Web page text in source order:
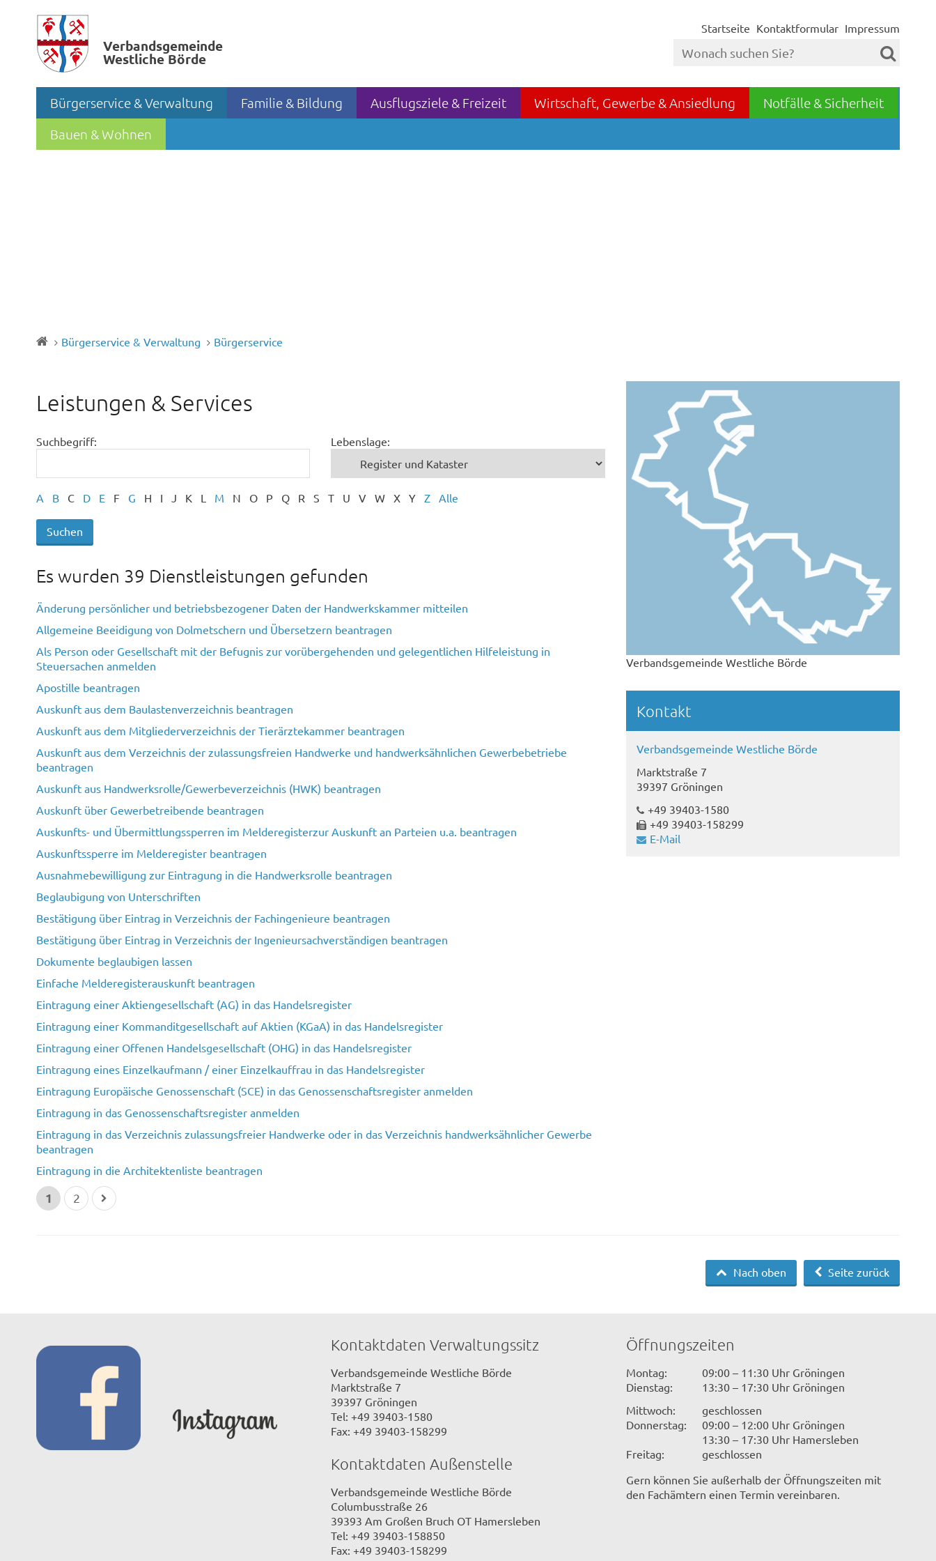
Verbands­gemeinde
Westliche Börde
Startseite Kontaktformular Impressum
Bürgerservice & Verwaltung Familie & Bildung Ausflugsziele & Freizeit Wirtschaft, Gewerbe & Ansiedlung
Notfälle & Sicherheit
Bauen & Wohnen
Bürgerservice & Verwaltung Bürgerservice
Leistungen & Services
Suchbegriff: Lebenslage:
A B C D E F G H I J K L M N O P Q R S T U V W X Y Z Alle
Es wurden 39 Dienstleistungen gefunden
Änderung persönlicher und betriebsbezogener Daten der Handwerkskammer mitteilen
Allgemeine Beeidigung von Dolmetschern und Übersetzern beantragen
Als Person oder Gesellschaft mit der Befugnis zur vorübergehenden und gelegentlichen Hilfeleistung in
Steuersachen anmelden
Apostille beantragen
Auskunft aus dem Baulastenverzeichnis beantragen
Auskunft aus dem Mitgliederverzeichnis der Tierärztekammer beantragen
Auskunft aus dem Verzeichnis der zulassungsfreien Handwerke und handwerksähnlichen Gewerbebetriebe
beantragen
Auskunft aus Handwerksrolle/Gewerbeverzeichnis (HWK) beantragen
Auskunft über Gewerbetreibende beantragen
Auskunfts- und Übermittlungssperren im Melderegisterzur Auskunft an Parteien u.a. beantragen
Auskunftssperre im Melderegister beantragen
Ausnahmebewilligung zur Eintragung in die Handwerksrolle beantragen
Beglaubigung von Unterschriften
Bestätigung über Eintrag in Verzeichnis der Fachingenieure beantragen
Bestätigung über Eintrag in Verzeichnis der Ingenieursachverständigen beantragen
Dokumente beglaubigen lassen
Einfache Melderegisterauskunft beantragen
Eintragung einer Aktiengesellschaft (AG) in das Handelsregister
Eintragung einer Kommanditgesellschaft auf Aktien (KGaA) in das Handelsregister
Eintragung einer Offenen Handelsgesellschaft (OHG) in das Handelsregister
Eintragung eines Einzelkaufmann / einer Einzelkauffrau in das Handelsregister
Eintragung Europäische Genossenschaft (SCE) in das Genossenschaftsregister anmelden
Eintragung in das Genossenschaftsregister anmelden
Eintragung in das Verzeichnis zulassungsfreier Handwerke oder in das Verzeichnis handwerksähnlicher Gewerbe
beantragen
Eintragung in die Architektenliste beantragen
1 2
Verbandsgemeinde Westliche Börde
Kontakt
Verbandsgemeinde Westliche Börde
Marktstraße 7
39397 Gröningen
+49 39403-1580
+49 39403-158299
E-Mail
Seite zurück
Nach oben
Kontaktdaten Verwaltungssitz
Verbandsgemeinde Westliche Börde
Marktstraße 7
39397 Gröningen
Tel: +49 39403-1580
Fax: +49 39403-158299
Kontaktdaten Außenstelle
Verbandsgemeinde Westliche Börde
Columbusstraße 26
39393 Am Großen Bruch OT Hamersleben
Tel: +49 39403-158850
Fax: +49 39403-158299
Öffnungszeiten
Montag:
09:00 – 11:30 Uhr Gröningen
Dienstag:
13:30 – 17:30 Uhr Gröningen
Mittwoch:
geschlossen
Donnerstag:
09:00 – 12:00 Uhr Gröningen
13:30 – 17:30 Uhr Hamersleben
Freitag:
geschlossen
Gern können Sie außerhalb der Öffnungszeiten mit
den Fachämtern einen Termin vereinbaren.